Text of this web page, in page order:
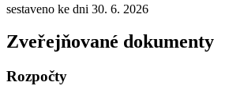
sestaveno ke dni 30. 6. 2026
Zveřejňované dokumenty
Rozpočty